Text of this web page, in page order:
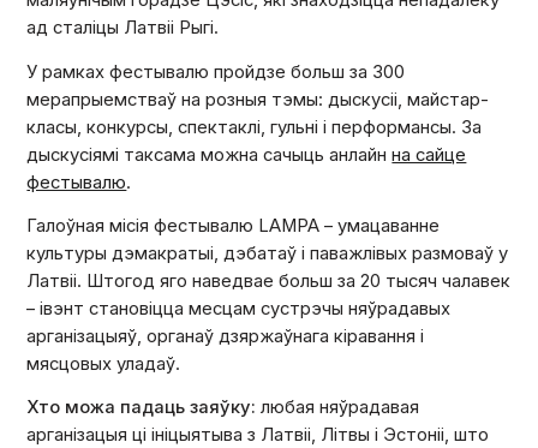
ад сталіцы Латвіі Рыгі.
У рамках фестывалю пройдзе больш за 300
мерапрыемстваў на розныя тэмы: дыскусіі, майстар-
класы, конкурсы, спектаклі, гульні і перформансы. За
дыскусіямі таксама можна сачыць анлайнна сайце
фестывалю.
Галоўная місія фестывалю LAMPA – умацаванне
культуры дэмакратыі, дэбатаў і паважлівых размоваў у
Латвіі. Штогод яго наведвае больш за 20 тысяч чалавек
– івэнт становіцца месцам сустрэчы няўрадавых
арганізацыяў, органаў дзяржаўнага кіравання і
мясцовых уладаў.
Хто можа падаць заяўку: любая няўрадавая
арганізацыя ці ініцыятыва з Латвіі, Літвы і Эстоніі, што